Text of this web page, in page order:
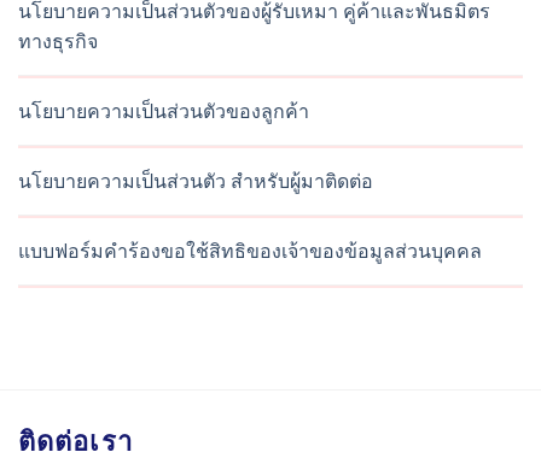
นโยบายความเป็นส่วนตัวของผู้รับเหมา คู่ค้าและพันธมิตร
ทางธุรกิจ
นโยบายความเป็นส่วนตัวของลูกค้า
นโยบายความเป็นส่วนตัว สำหรับผู้มาติดต่อ
แบบฟอร์มคำร้องขอใช้สิทธิของเจ้าของข้อมูลส่วนบุคคล
ติดต่อเรา